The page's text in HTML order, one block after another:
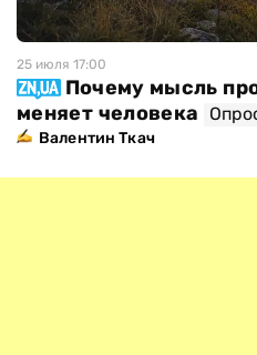
25 июля 17:00
Почему мысль
меняет человека
Валентин Ткач